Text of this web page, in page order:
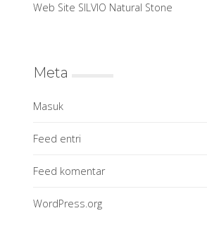
Web Site SILVIO Natural Stone
Meta
Masuk
Feed entri
Feed komentar
WordPress.org